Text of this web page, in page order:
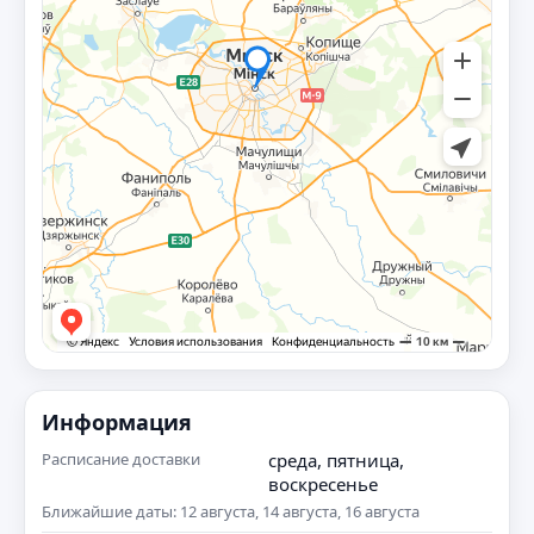
Информация
Расписание доставки
среда, пятница,
воскресенье
Ближайшие даты: 12 августа, 14 августа, 16 августа